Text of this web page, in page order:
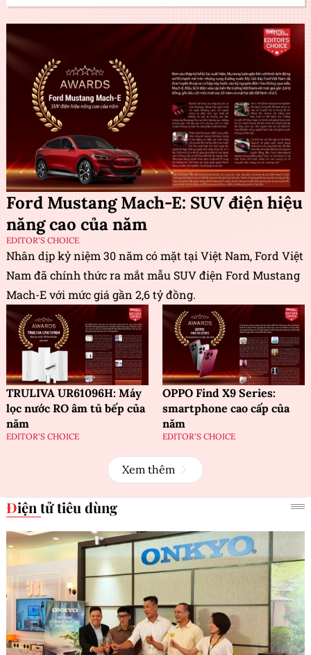
Ford Mustang Mach-E: SUV điện hiệu
năng cao của năm
EDITOR'S CHOICE
Nhân dịp kỷ niệm 30 năm có mặt tại Việt Nam, Ford Việt
Nam đã chính thức ra mắt mẫu SUV điện Ford Mustang
Mach-E với mức giá gần 2,6 tỷ đồng.
TRULIVA UR61096H: Máy
lọc nước RO âm tủ bếp của
năm
EDITOR'S CHOICE
OPPO Find X9 Series:
smartphone cao cấp của
năm
EDITOR'S CHOICE
Xem thêm
Điện tử tiêu dùng